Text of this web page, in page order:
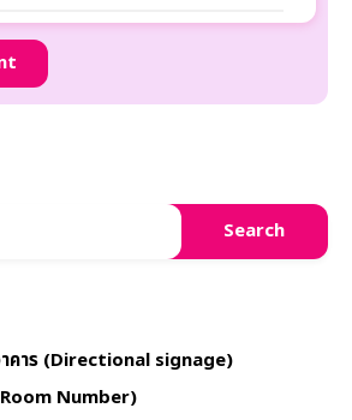
Search
าคาร (Directional signage)
Number)